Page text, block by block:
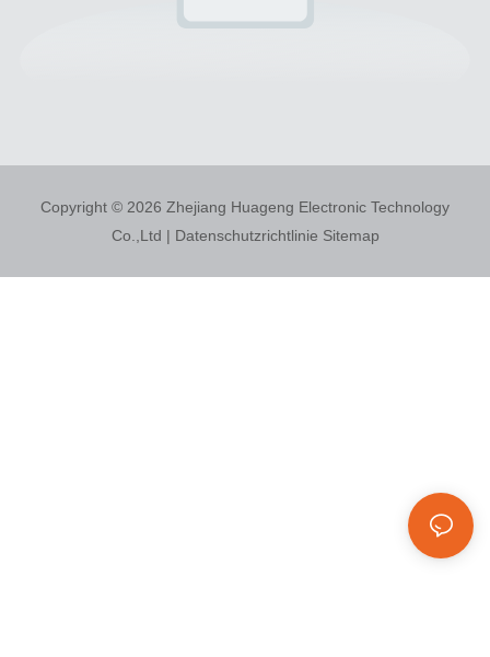
Copyright © 2026 Zhejiang Huageng Electronic Technology
Co.,Ltd | Datenschutzrichtlinie Sitemap